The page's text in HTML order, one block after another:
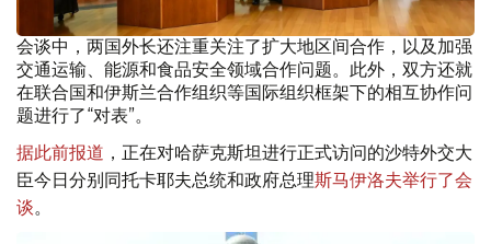
会谈中，两国外长还注重关注了扩大地区间合作，以及加强
交通运输、能源和食品安全领域合作问题。此外，双方还就
在联合国和伊斯兰合作组织等国际组织框架下的相互协作问
题进行了“对表”。
据此前报道 ，正在对哈萨克斯坦进行正式访问的沙特外交大
臣今日分别同托卡耶夫总统和政府总理斯马伊洛夫举行了会
谈。